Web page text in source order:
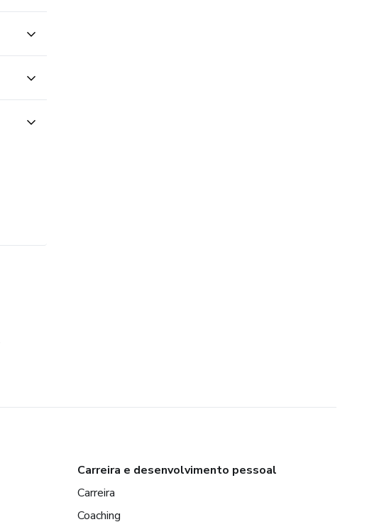
Carreira e desenvolvimento pessoal
Carreira
Coaching